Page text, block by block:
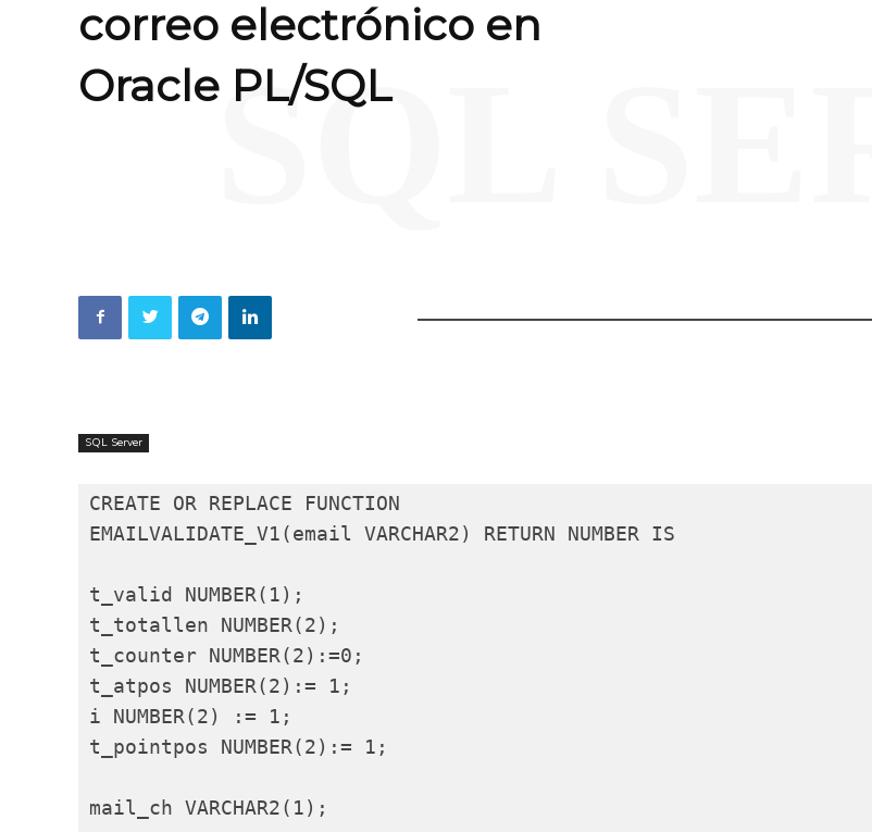
correo electrónico en
Oracle PL/SQL
SQL
SQL Server
CREATE OR REPLACE FUNCTION
EMAILVALIDATE_V1(email VARCHAR2) RETURN NUMBER IS
t_valid NUMBER(1);
t_totallen NUMBER(2);
t_counter NUMBER(2):=0;
t_atpos NUMBER(2):= 1;
i NUMBER(2) := 1;
t_pointpos NUMBER(2):= 1;
mail_ch VARCHAR2(1);